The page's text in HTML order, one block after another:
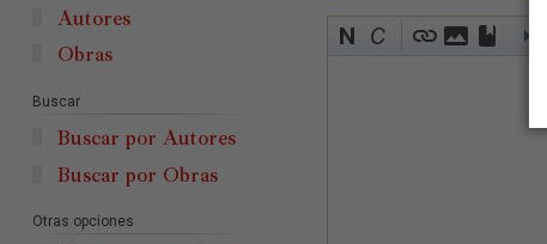
Autores
Obras
Buscar
Buscar por Autores
Buscar por Obras
Otras opciones